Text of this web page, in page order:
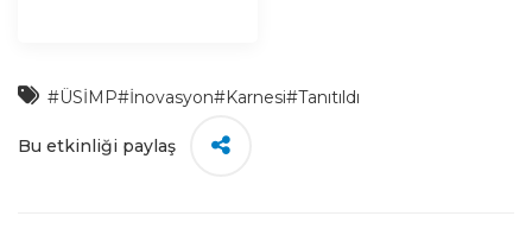
#ÜSİMP#İnovasyon#Karnesi#Tanıtıldı
Bu etkinliği paylaş